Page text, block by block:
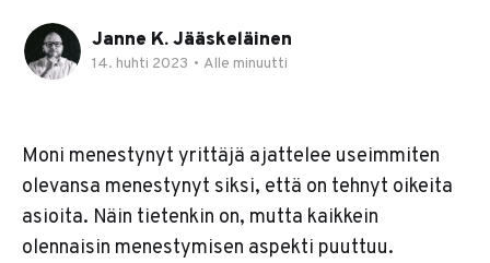
Janne K. Jääskeläinen
14. huhti 2023 • Alle minuutti
Moni menestynyt yrittäjä ajattelee useimmiten
olevansa menestynyt siksi, että on tehnyt oikeita
asioita. Näin tietenkin on, mutta kaikkein
olennaisin menestymisen aspekti puuttuu.